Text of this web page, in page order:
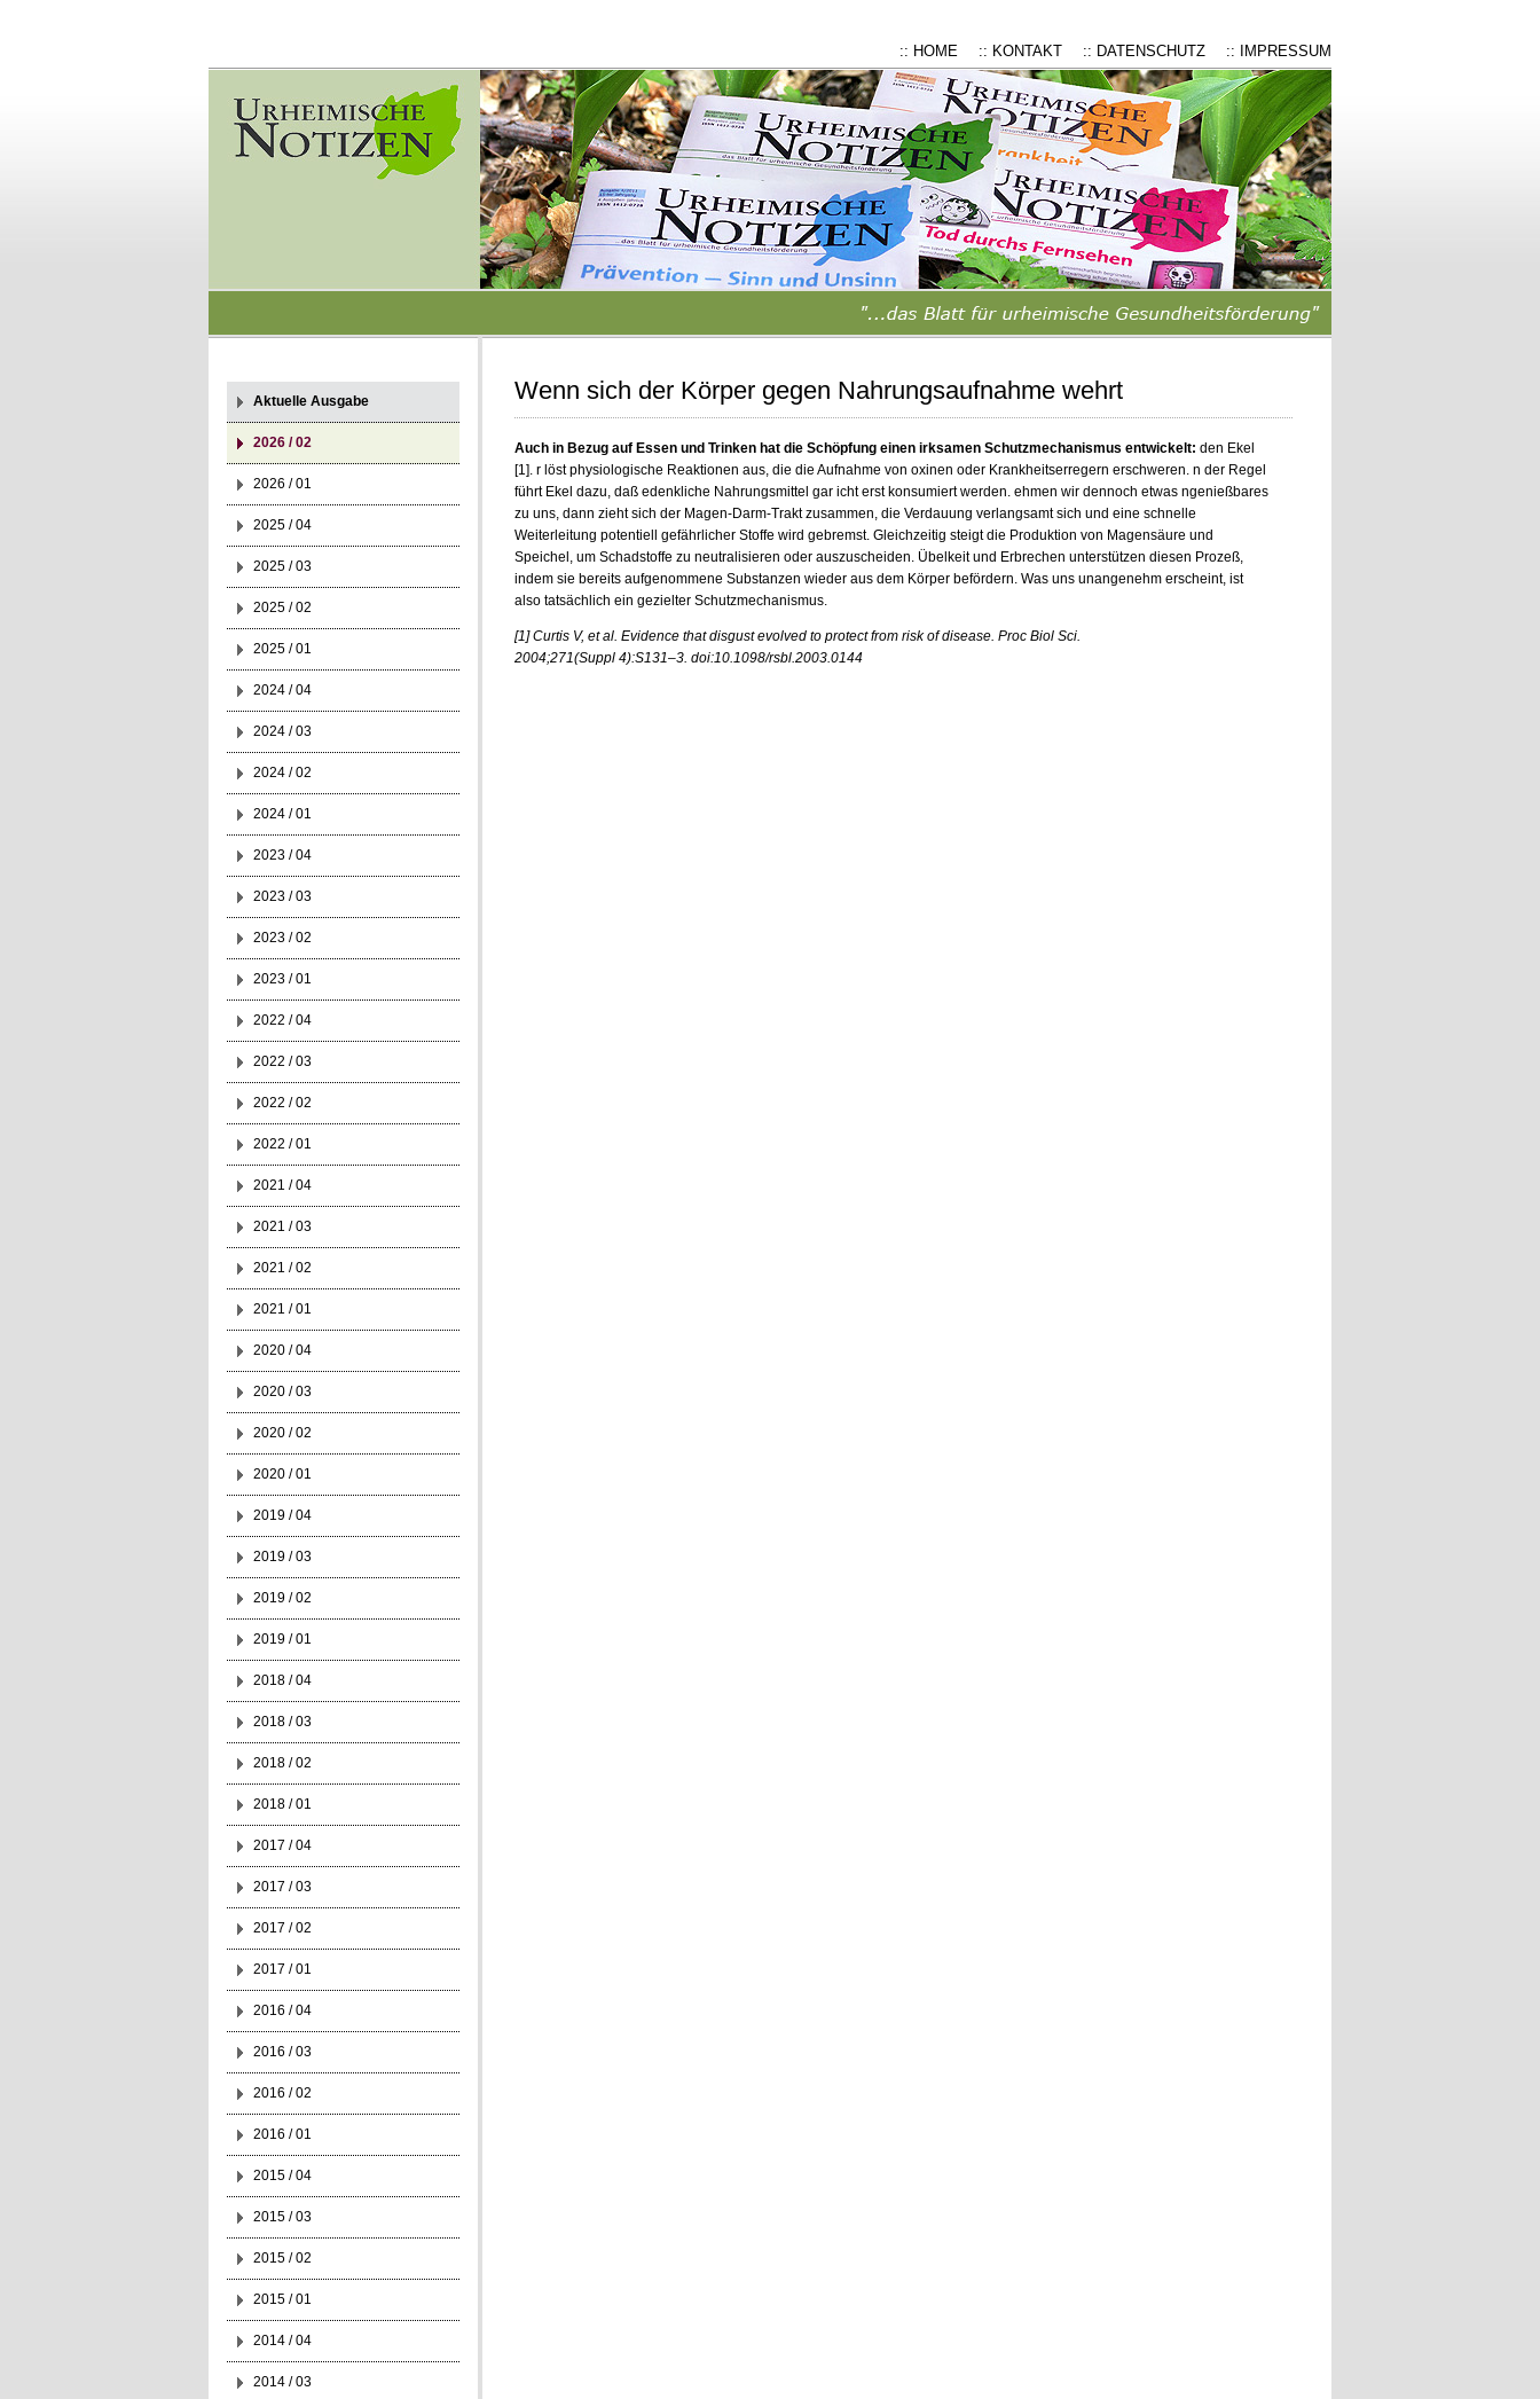
:: HOME :: KONTAKT :: DATENSCHUTZ :: IMPRESSUM
Wenn sich der Körper gegen Nahrungsaufnahme wehrt
Auch in Bezug auf Essen und Trinken hat die Schöpfung einen irksamen Schutzmechanismus entwickelt: den Ekel
[1]. r löst physiologische Reaktionen aus, die die Aufnahme von oxinen oder Krankheitserregern erschweren. n der Regel
führt Ekel dazu, daß edenkliche Nahrungsmittel gar icht erst konsumiert werden. ehmen wir dennoch etwas ngenießbares
zu uns, dann zieht sich der Magen-Darm-Trakt zusammen, die Verdauung verlangsamt sich und eine schnelle
Weiterleitung potentiell gefährlicher Stoffe wird gebremst. Gleichzeitig steigt die Produktion von Magensäure und
Speichel, um Schadstoffe zu neutralisieren oder auszuscheiden. Übelkeit und Erbrechen unterstützen diesen Prozeß,
indem sie bereits aufgenommene Substanzen wieder aus dem Körper befördern. Was uns unangenehm erscheint, ist
also tatsächlich ein gezielter Schutzmechanismus.
[1] Curtis V, et al. Evidence that disgust evolved to protect from risk of disease. Proc Biol Sci.
2004;271(Suppl 4):S131–3. doi:10.1098/rsbl.2003.0144
Aktuelle Ausgabe
2026 / 02
2026 / 01
2025 / 04
2025 / 03
2025 / 02
2025 / 01
2024 / 04
2024 / 03
2024 / 02
2024 / 01
2023 / 04
2023 / 03
2023 / 02
2023 / 01
2022 / 04
2022 / 03
2022 / 02
2022 / 01
2021 / 04
2021 / 03
2021 / 02
2021 / 01
2020 / 04
2020 / 03
2020 / 02
2020 / 01
2019 / 04
2019 / 03
2019 / 02
2019 / 01
2018 / 04
2018 / 03
2018 / 02
2018 / 01
2017 / 04
2017 / 03
2017 / 02
2017 / 01
2016 / 04
2016 / 03
2016 / 02
2016 / 01
2015 / 04
2015 / 03
2015 / 02
2015 / 01
2014 / 04
2014 / 03